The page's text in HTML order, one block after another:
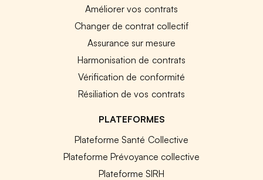
Améliorer vos contrats
Changer de contrat collectif
Assurance sur mesure
Harmonisation de contrats
Vérification de conformité
Résiliation de vos contrats
PLATEFORMES
Plateforme Santé Collective
Plateforme Prévoyance collective
Plateforme SIRH